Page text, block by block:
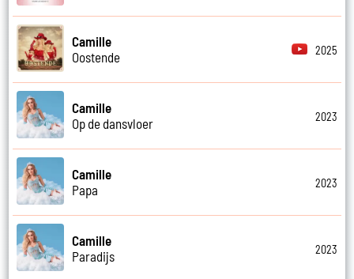
Camille
Oostende
2025
Camille
Op de dansvloer
2023
Camille
Papa
2023
Camille
Paradijs
2023